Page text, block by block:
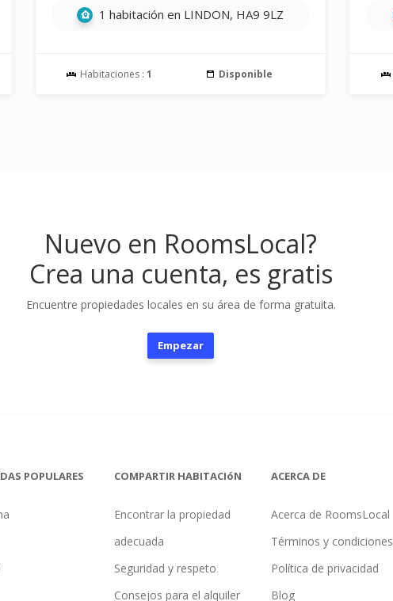
1 habitación en LINDON, HA9 9LZ
Habitaciones :1 Disponible
Nuevo en RoomsLocal?
Crea una cuenta, es gratis
Encuentre propiedades locales en su área de forma gratuita.
Empezar
POPULARES COMPARTIR HABITACIóN
Encontrar la propiedad
adecuada
Seguridad y respeto
Consejos para el alquiler
ACERCA DE
Acerca de RoomsLocal
Términos y condiciones
Política de privacidad
Blog